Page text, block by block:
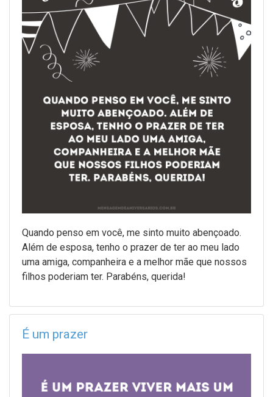
Quando penso em você, me sinto muito abençoado.
Além de esposa, tenho o prazer de ter ao meu lado
uma amiga, companheira e a melhor mãe que nossos
filhos poderiam ter. Parabéns, querida!
É um prazer